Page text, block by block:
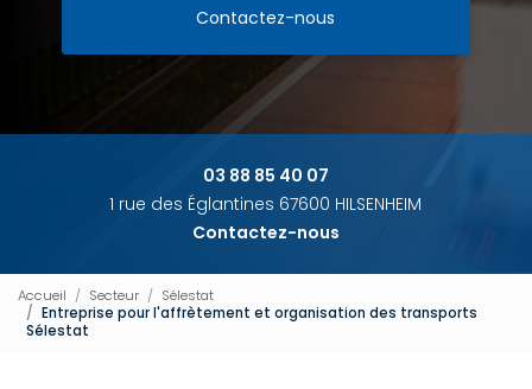
Contactez-nous
03 88 85 40 07
1 rue des Églantines 67600 HILSENHEIM
Contactez-nous
Accueil Secteur
Sélestat
Entreprise pour l'affrètement et organisation des transports
Sélestat